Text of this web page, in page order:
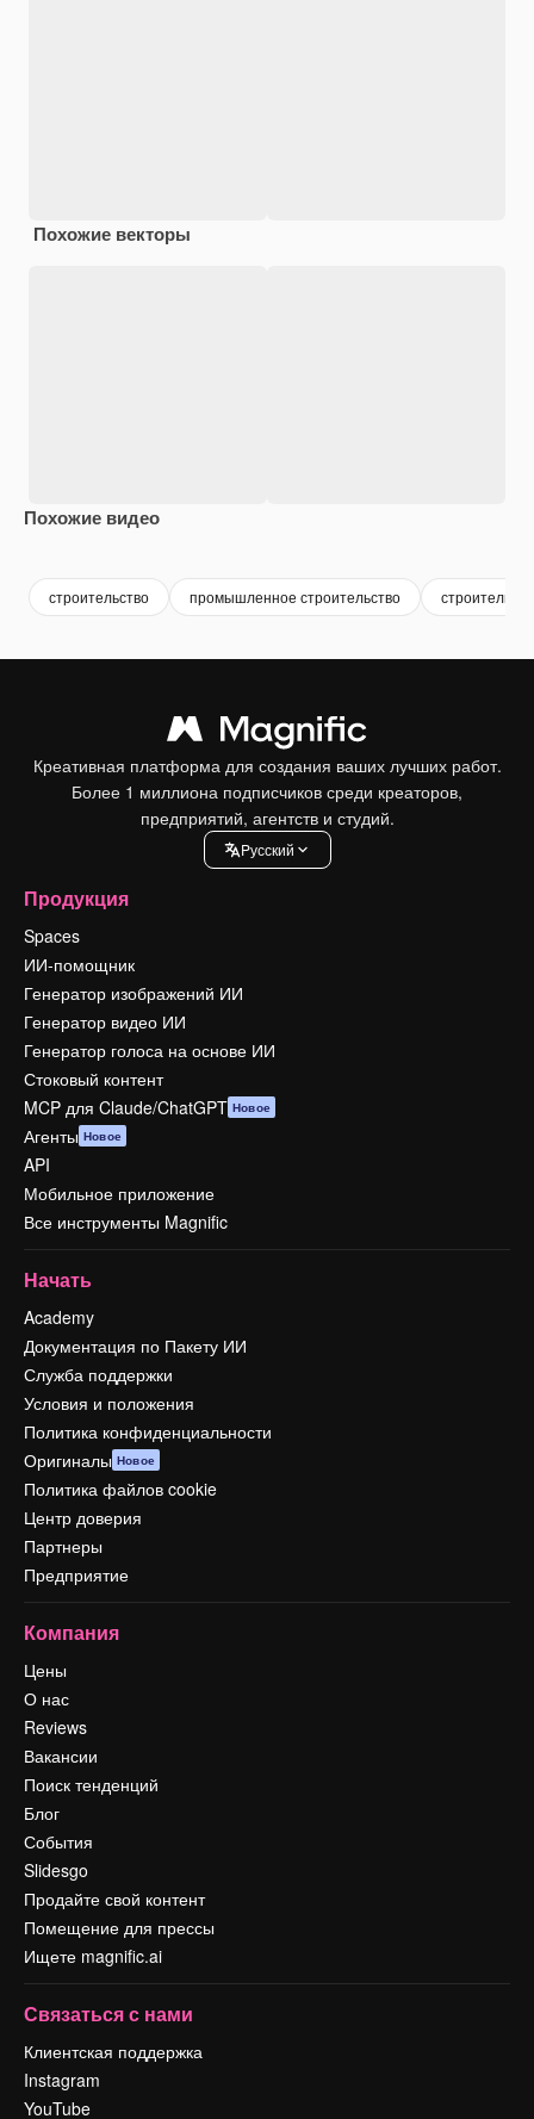
Похожие векторы
Похожие видео
строительство промышленное строительство
Креативная платформа для создания ваших лучших работ.
Более 1 миллиона подписчиков среди креаторов,
предприятий, агентств и студий.
Pусский
Продукция
Spaces
ИИ-помощник
Генератор изображений ИИ
Генератор видео ИИ
Генератор голоса на основе ИИ
Стоковый контент
MCP для Claude/ChatGPT Новое
Агенты Новое
API
Мобильное приложение
Все инструменты Magnific
Начать
Academy
Документация по Пакету ИИ
Служба поддержки
Условия и положения
Политика конфиденциальности
Оригиналы Новое
Политика файлов cookie
Центр доверия
Партнеры
Предприятие
Компания
Цены
О нас
Reviews
Вакансии
Поиск тенденций
Блог
События
Slidesgo
Продайте свой контент
Помещение для прессы
Ищете magnific.ai
Связаться с нами
Клиентская поддержка
Instagram
YouTube